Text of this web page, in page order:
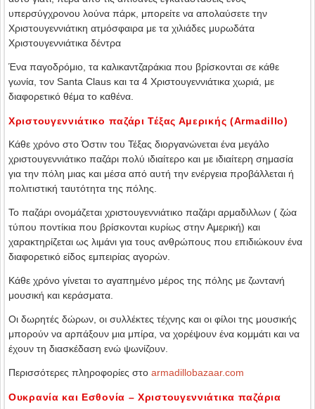
υπερσύγχρονου λούνα πάρκ, μπορείτε να απολαύσετε την
Χριστουγεννιάτικη ατμόσφαιρα με τα χιλιάδες μυρωδάτα
Χριστουγεννιάτικα δέντρα
Ένα παγοδρόμιο, τα καλικαντζαράκια που βρίσκονται σε κάθε
γωνία, τον Santa Claus και τα 4 Χριστουγεννιάτικα χωριά, με
διαφορετικό θέμα το καθένα.
Χριστουγεννιάτικο παζάρι Τέξας Αμερικής (Armadillo)
Κάθε χρόνο στο Όστιν του Τέξας διοργανώνεται ένα μεγάλο
χριστουγεννιάτικο παζάρι πολύ ιδιαίτερο και με ιδιαίτερη σημασία
για την πόλη μιας και μέσα από αυτή την ενέργεια προβάλλεται ή
πολιτιστική ταυτότητα της πόλης.
Το παζάρι ονομάζεται χριστουγεννιάτικο παζάρι αρμαδιλλων ( ζώα
τύπου ποντίκια που βρίσκονται κυρίως στην Αμερική) και
χαρακτηρίζεται ως λιμάνι για τους ανθρώπους που επιδιώκουν ένα
διαφορετικό είδος εμπειρίας αγορών.
Κάθε χρόνο γίνεται το αγαπημένο μέρος της πόλης με ζωντανή
μουσική και κεράσματα.
Οι δωρητές δώρων, οι συλλέκτες τέχνης και οι φίλοι της μουσικής
μπορούν να αρπάξουν μια μπίρα, να χορέψουν ένα κομμάτι και να
έχουν τη διασκέδαση ενώ ψωνίζουν.
Περισσότερες πληροφορίες στο armadillobazaar.com
Ουκρανία και Εσθονία – Χριστουγεννιάτικα παζάρια